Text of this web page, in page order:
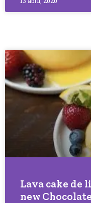
Lava cake de
new Chocolate